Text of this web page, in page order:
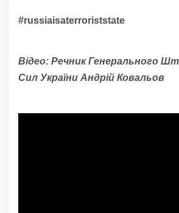
#russiaisaterroriststate
Відео: Речник Генерального
Сил України Андрій Ковальов